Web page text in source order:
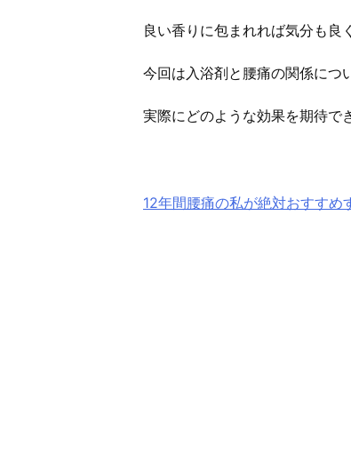
良い香りに包まれれば気分も良
今回は入浴剤と腰痛の関係につ
実際にどのような効果を期待で
12年間腰痛の私が絶対おすすめ